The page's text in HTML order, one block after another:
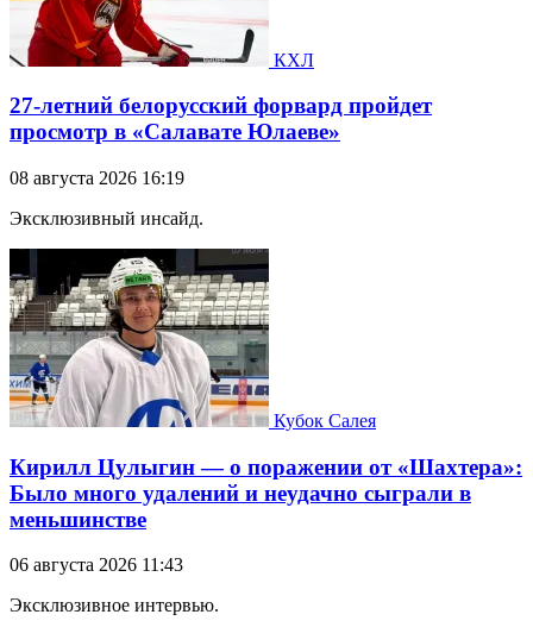
КХЛ
27-летний белорусский форвард пройдет
просмотр в «Салавате Юлаеве»
08 августа 2026 16:19
Эксклюзивный инсайд.
Кубок Салея
Кирилл Цулыгин — о поражении от «Шахтера»:
Было много удалений и неудачно сыграли в
меньшинстве
06 августа 2026 11:43
Эксклюзивное интервью.